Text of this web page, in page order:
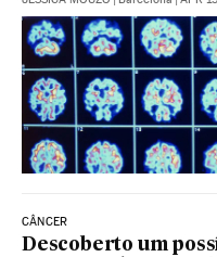
CÂNCER
Descoberto um